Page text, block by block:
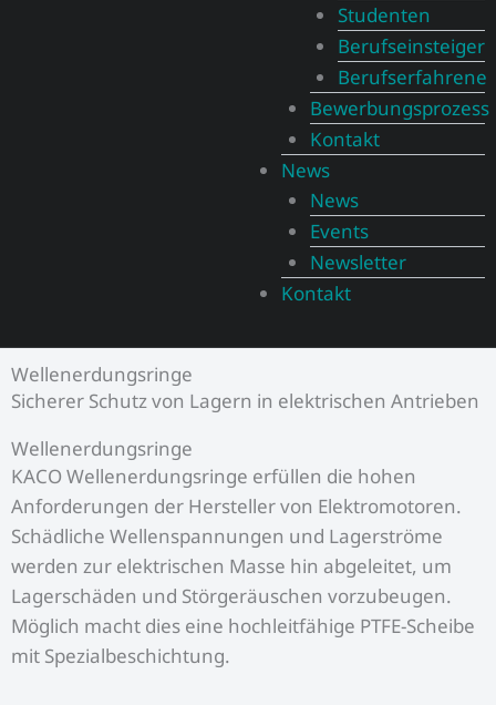
Studenten
Berufseinsteiger
Berufserfahrene
Bewerbungsprozess
Kontakt
News
News
Events
Newsletter
Kontakt
Wellenerdungsringe
Sicherer Schutz von Lagern in elektrischen Antrieben
Wellenerdungsringe
KACO Wellenerdungsringe erfüllen die hohen
Anforderungen der Hersteller von Elektromotoren.
Schädliche Wellenspannungen und Lagerströme
werden zur elektrischen Masse hin abgeleitet, um
Lagerschäden und Störgeräuschen vorzubeugen.
Möglich macht dies eine hochleitfähige PTFE-Scheibe
mit Spezialbeschichtung.